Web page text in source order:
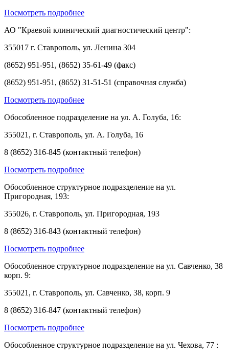
Посмотреть подробнее
АО "Краевой клинический диагностический центр":
355017 г. Ставрополь, ул. Ленина 304
(8652) 951-951, (8652) 35-61-49 (факс)
(8652) 951-951, (8652) 31-51-51 (справочная служба)
Посмотреть подробнее
Обособленное подразделение на ул. А. Голуба, 16:
355021, г. Ставрополь, ул. А. Голуба, 16
8 (8652) 316-845 (контактный телефон)
Посмотреть подробнее
Обособленное структурное подразделение на ул.
Пригородная, 193:
355026, г. Ставрополь, ул. Пригородная, 193
8 (8652) 316-843 (контактный телефон)
Посмотреть подробнее
Обособленное структурное подразделение на ул. Савченко, 38
корп. 9:
355021, г. Ставрополь, ул. Савченко, 38, корп. 9
8 (8652) 316-847 (контактный телефон)
Посмотреть подробнее
Обособленное структурное подразделение на ул. Чехова, 77 :